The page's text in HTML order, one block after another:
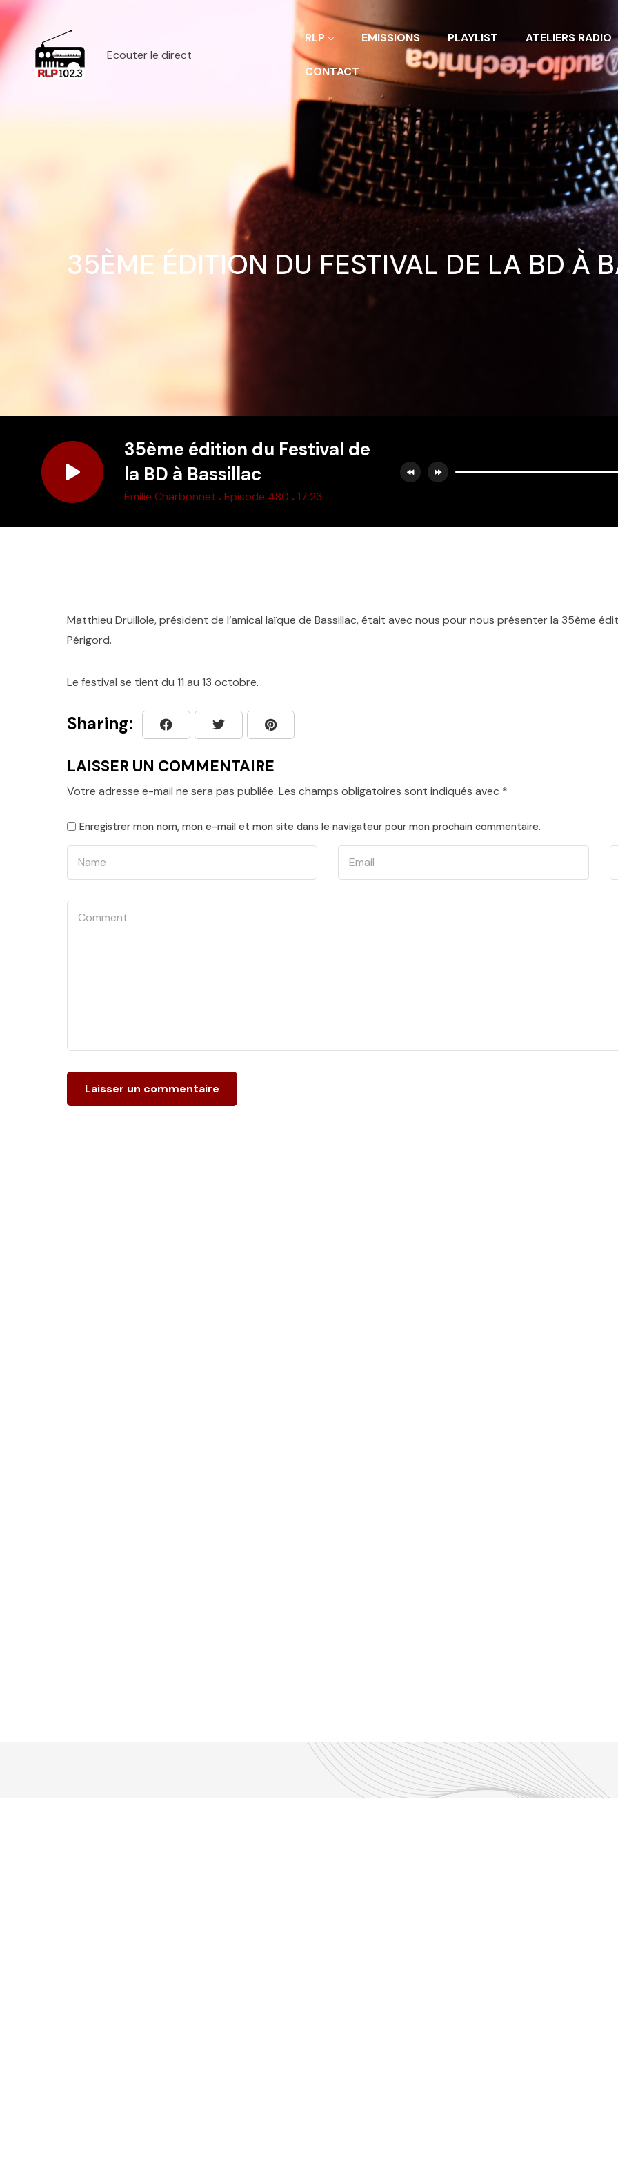
Ecouter le direct
RLP EMISSIONS PLAYLIST ATELIERS RADIO
CONTACT
35ÈME ÉDITION DU FESTIVAL DE LA BD À
35ème édition du Festival de
la BD à Bassillac
Émilie Charbonnet .Episode 480 .17:23
Matthieu Druillole,président de l‘amical laïque de Bassillac,était avec nous pournous présenterla 35ème
Périgord.
Le festival se tient du 11 au 13 octobre.
Sharing:
LAISSER UN COMMENTAIRE
Votre adresse e-mail ne sera pas publiée. Les champs obligatoires sont indiqués avec *
Enregistrer mon nom, mon e-mail et mon site dans le navigateur pour mon prochain commentaire.